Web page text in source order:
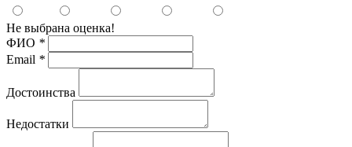
Не выбрана оценка!
ФИО *
Email *
Достоинства
Недостатки